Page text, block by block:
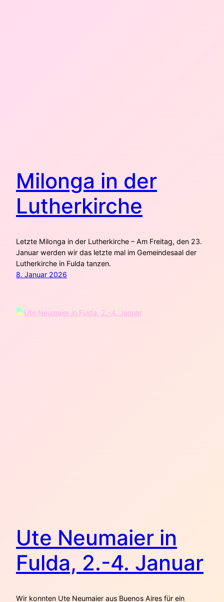
Milonga in der
Lutherkirche
Letzte Milonga in der Lutherkirche – Am Freitag, den 23.
Januar werden wir das letzte mal im Gemeindesaal der
Lutherkirche in Fulda tanzen.
8. Januar 2026
Ute Neumaier in
Fulda, 2.-4. Januar
Wir konnten Ute Neumaier aus Buenos Aires für ein